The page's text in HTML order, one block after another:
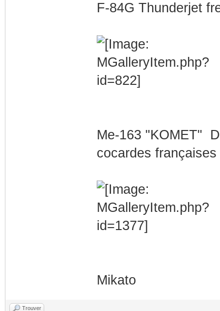
F-84G Thunderjet
Me-163 "KOMET"
cocardes françaises
Mikato
Trouver